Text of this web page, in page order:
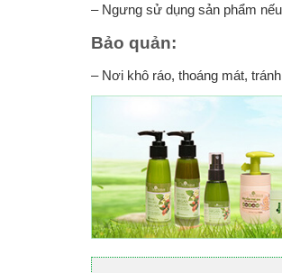
– Ngưng sử dụng sản phẩm
Bảo quản:
– Nơi khô ráo, thoáng mát,